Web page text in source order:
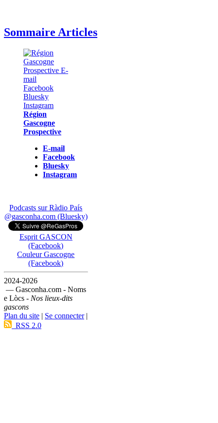
Sommaire Articles
Région
Gascogne
Prospective
E-mail
Facebook
Bluesky
Instagram
Podcasts sur Ràdio País
@gasconha.com (Bluesky)
Esprit GASCON
(Facebook)
Couleur Gascogne
(Facebook)
2024-2026
— Gasconha.com - Noms
e Lòcs - Nos lieux-dits
gascons
Plan du site | Se connecter|
RSS 2.0